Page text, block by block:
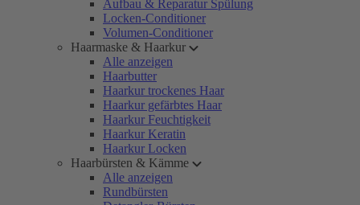
Aufbau & Reparatur Spülung
Locken-Conditioner
Volumen-Conditioner
Haarmaske & Haarkur
Alle anzeigen
Haarbutter
Haarkur trockenes Haar
Haarkur gefärbtes Haar
Haarkur Feuchtigkeit
Haarkur Keratin
Haarkur Locken
Haarbürsten & Kämme
Alle anzeigen
Rundbürsten